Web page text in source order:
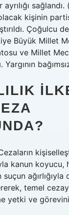
sağlandı.
kişinin
Çoğulcu
Büyük Millet
ve Millet
kanun koyucu,
ağırlığıyla
temel
yetki ve